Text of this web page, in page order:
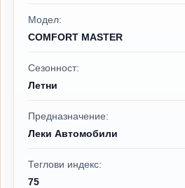
Модел:
COMFORT MASTER
Сезонност:
Летни
Предназначение:
Леки Автомобили
Теглови индекс:
75